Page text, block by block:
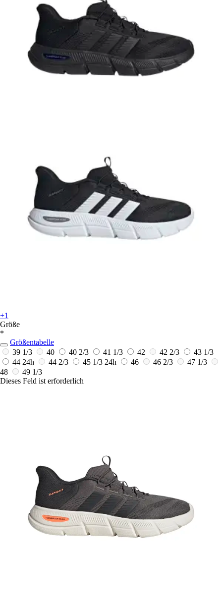
+1
Größe
*
Größentabelle
39 1/3
40 40 2/3 41 1/3 42 42 2/3
43 1/3
44 24h 44 2/3 45 1/3 24h 46 46 2/3
47 1/3
48
49 1/3
Dieses Feld ist erforderlich